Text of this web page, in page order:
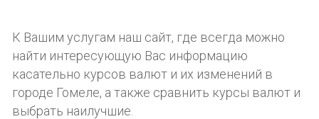
К Вашим услугам наш сайт, где всегда можно
найти интересующую Вас информацию
касательно курсов валют и их изменений в
городе Гомеле, а также сравнить курсы валют и
выбрать наилучшие.